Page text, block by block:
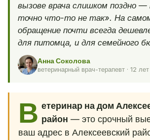
вызове врача слишком поздно —
точно что-то не так». На
обращение почти всегда
для питомца, и для семейного
Анна Соколова
ветеринарный врач-терапевт · 12 лет
В етеринар на дом
район — это срочный
ваш адрес в Алексеевский